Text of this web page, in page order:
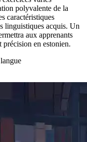
polyvalente de la
caractéristiques
linguistiques acquis. Un
aux apprenants
précision en estonien.